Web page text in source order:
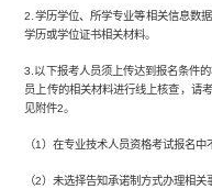
2.学历学位、所学专业等相关信息数
学历或学位证书相关材料。
3.以下报考人员须上传达到报名条件
员上传的相关材料进行线上核查，请
见附件2。
（1）在专业技术人员资格考试报名
（2）未选择告知承诺制方式办理相关